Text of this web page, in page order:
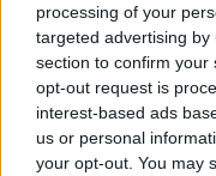
processing of your
targeted advertising
section to confirm your
opt-out request is
interest-based ads
us or personal
your opt-out. You may
R
A
P
A
Z